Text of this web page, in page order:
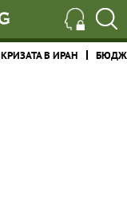
КРИЗАТА В ИРАН